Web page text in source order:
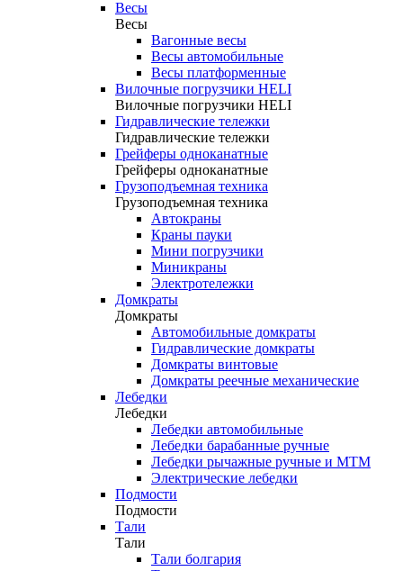
Весы
Весы
Вагонные весы
Весы автомобильные
Весы платформенные
Вилочные погрузчики HELI
Вилочные погрузчики HELI
Гидравлические тележки
Гидравлические тележки
Грейферы одноканатные
Грейферы одноканатные
Грузоподъемная техника
Грузоподъемная техника
Автокраны
Краны пауки
Мини погрузчики
Миникраны
Электротележки
Домкраты
Домкраты
Автомобильные домкраты
Гидравлические домкраты
Домкраты винтовые
Домкраты реечные механические
Лебедки
Лебедки
Лебедки автомобильные
Лебедки барабанные ручные
Лебедки рычажные ручные и МТМ
Электрические лебедки
Подмости
Подмости
Тали
Тали
Тали болгария